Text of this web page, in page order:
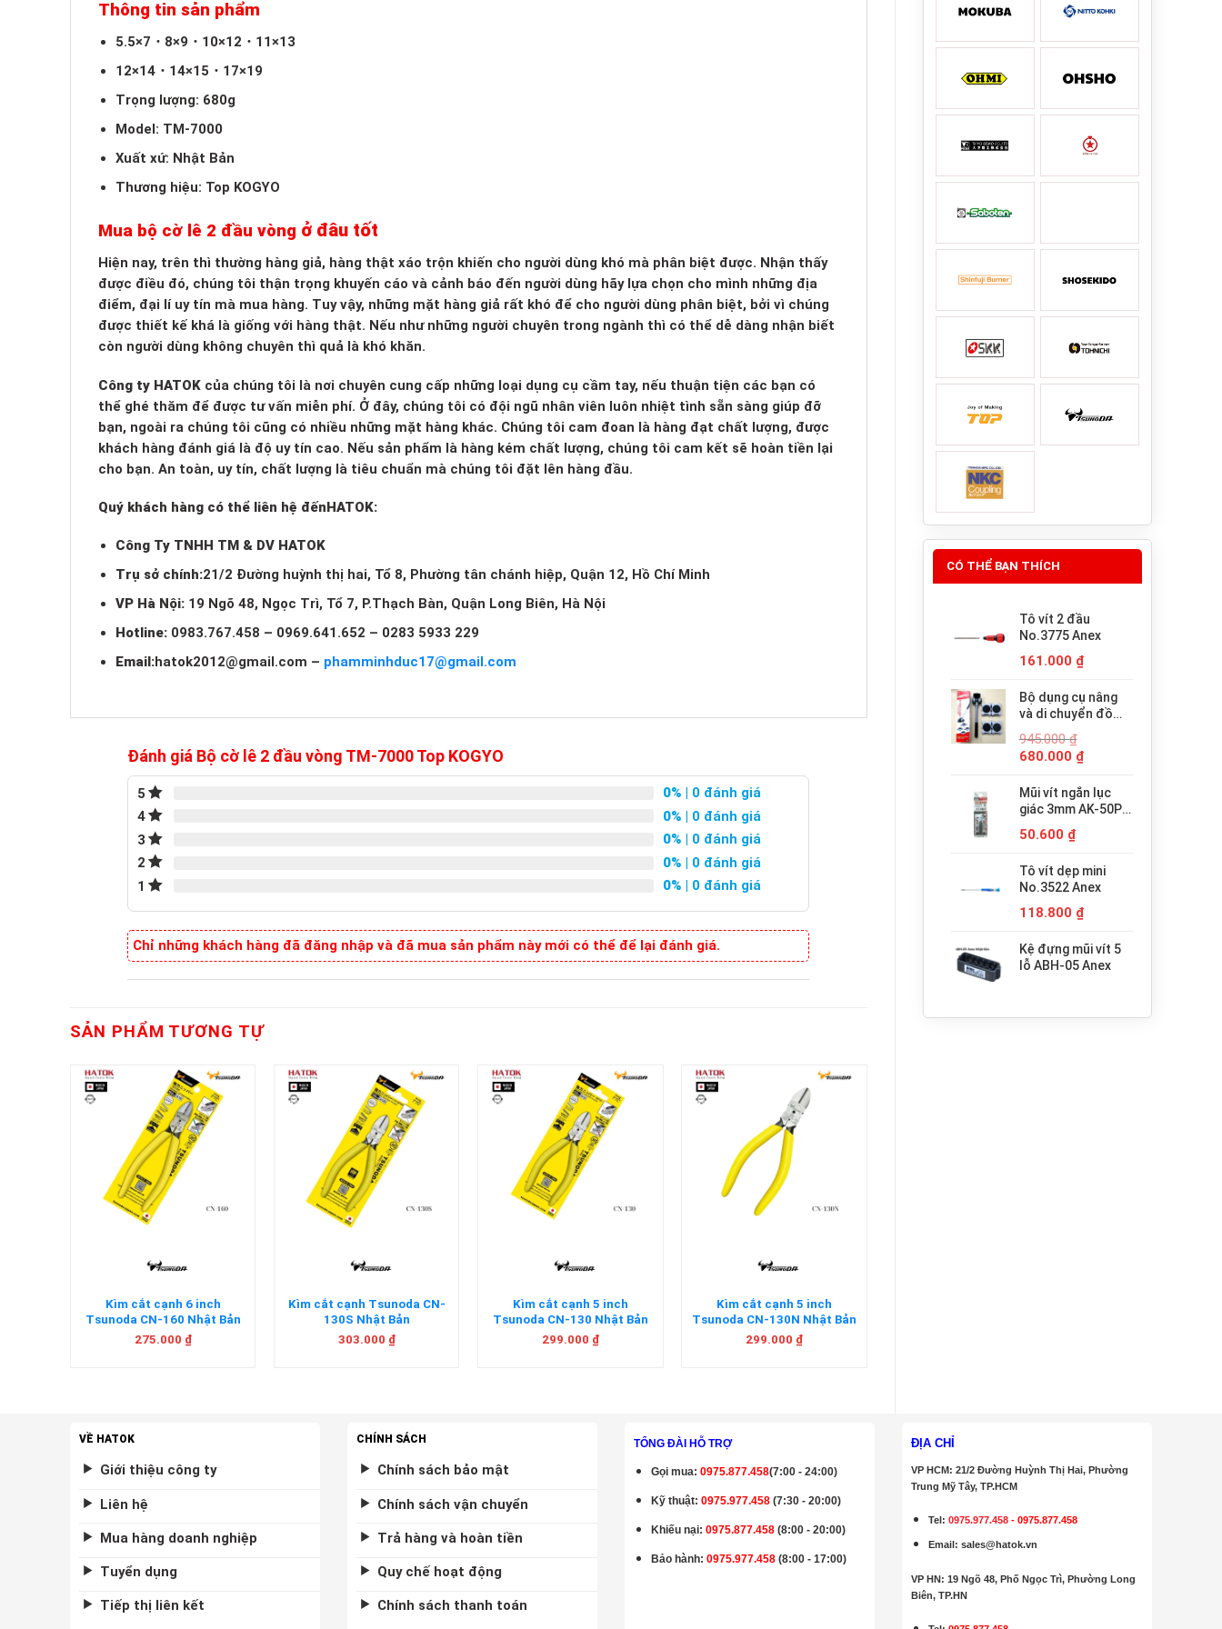
CÓ THỂ BẠN THÍCH
Tô vít 2 đầu
No.3775 Anex
161.000 ₫
Bộ dụng cụ nâng
và di chuyển đồ
minh PICUS LP-
200N
945.000₫
Giá
là:
945.000 ₫.
680.000 ₫Giá
tại
là:
Mũi vít ngắn lục
giác 3mm AK-50P-
50.600 ₫
Tô vít dẹp mini
No.3522 Anex
118.800 ₫
Kệ đựng mũi vít 5
lỗ ABH-05 Anex
Thông tin sản phẩm
5.5×7・8×9・10×12・11×13
12×14・14×15・17×19
Trọng lượng: 680g
Model: TM-7000
Xuất xứ: Nhật Bản
Thương hiệu: Top KOGYO
Mua bộ cờ lê 2 đầu vòng ở đâu tốt
Hiện nay, trên thì thường hàng giả, hàng thật xáo trộn khiến cho người dùng khó mà phân biệt được. Nhận thấy
được điều đó, chúng tôi thận trọng khuyến cáo và cảnh báo đến người dùng hãy lựa chọn cho mình những địa
điểm, đại lí uy tín mà mua hàng. Tuy vậy, những mặt hàng giả rất khó để cho người dùng phân biệt, bởi vì chúng
được thiết kế khá là giống với hàng thật. Nếu như những người chuyên trong ngành thì có thể dễ dàng nhận biết
còn người dùng không chuyên thì quả là khó khăn.
Công ty HATOK của chúng tôi là nơi chuyên cung cấp những loại dụng cụ cầm tay, nếu thuận tiện các bạn có
thể ghé thăm để được tư vấn miễn phí. Ở đây, chúng tôi có đội ngũ nhân viên luôn nhiệt tình sẵn sàng giúp đỡ
bạn, ngoài ra chúng tôi cũng có nhiều những mặt hàng khác. Chúng tôi cam đoan là hàng đạt chất lượng, được
khách hàng đánh giá là độ uy tín cao. Nếu sản phẩm là hàng kém chất lượng, chúng tôi cam kết sẽ hoàn tiền lại
cho bạn. An toàn, uy tín, chất lượng là tiêu chuẩn mà chúng tôi đặt lên hàng đầu.
Quý khách hàng có thể liên hệ đếnHATOK:
Công Ty TNHH TM & DV HATOK
Trụ sở chính:21/2 Đường huỳnh thị hai, Tổ 8, Phường tân chánh hiệp, Quận 12, Hồ Chí Minh
VP Hà Nội: 19 Ngõ 48, Ngọc Trì, Tổ 7, P.Thạch Bàn, Quận Long Biên, Hà Nội
Hotline: 0983.767.458 – 0969.641.652 – 0283 5933 229
Email:hatok2012@gmail.com – phamminhduc17@gmail.com
Đánh giá Bộ cờ lê 2 đầu vòng TM-7000 Top KOGYO
5 0% | 0 đánh giá
4
0% | 0 đánh giá
3
0% | 0 đánh giá
2
0% | 0 đánh giá
1
0% | 0 đánh giá
Chỉ những khách hàng đã đăng nhập và đã mua sản phẩm này mới có thể để lại đánh giá.
SẢN PHẨM TƯƠNG TỰ
Kìm cắt cạnh 6 inch
Tsunoda CN-160 Nhật Bản
275.000 ₫
Kìm cắt cạnh Tsunoda CN-
130S Nhật Bản
303.000 ₫
Kìm cắt cạnh 5 inch
Tsunoda CN-130 Nhật Bản
299.000 ₫
Kìm cắt cạnh 5 inch
Tsunoda CN-130N Nhật Bản
299.000 ₫
VỀ HATOK
Giới thiệu công ty
Liên hệ
Mua hàng doanh nghiệp
Tuyển dụng
Tiếp thị liên kết
CHÍNH SÁCH
Chính sách bảo mật
Chính sách vận chuyển
Trả hàng và hoàn tiền
Quy chế hoạt động
Chính sách thanh toán
TỔNG ĐÀI HỖ TRỢ
Gọi mua:0975.877.458(7:00 - 24:00)
Kỹ thuật:0975.977.458 (7:30 - 20:00)
Khiếu nại: 0975.877.458 (8:00 - 20:00)
Bảo hành:0975.977.458 (8:00 - 17:00)
ĐỊA CHỈ
VP HCM: 21/2 Đường Huỳnh Thị Hai, Phường
Trung Mỹ Tây, TP.HCM
Tel:0975.977.458 -0975.877.458
Email :sales@hatok.vn
VP HN: 19 Ngõ 48, Phố Ngọc Trì, Phường Long
Biên, TP.HN